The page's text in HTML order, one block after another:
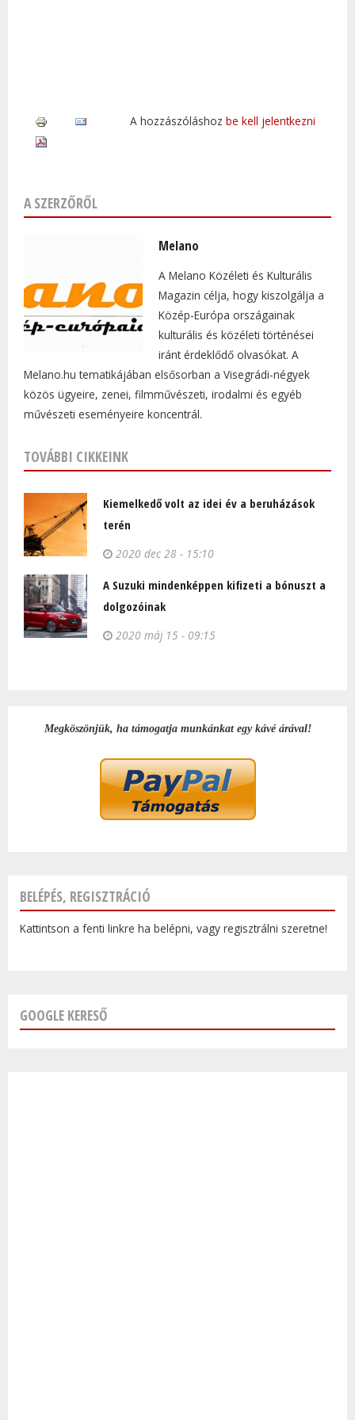
A hozzászóláshoz be kell jelentkezni
A SZERZŐRŐL
Melano
A Melano Közéleti és Kulturális
Magazin célja, hogy kiszolgálja a
Közép-Európa országainak
kulturális és közéleti történései
iránt érdeklődő olvasókat. A
Melano.hu tematikájában elsősorban a Visegrádi-négyek
közös ügyeire, zenei, filmművészeti, irodalmi és egyéb
művészeti eseményeire koncentrál.
TOVÁBBI CIKKEINK
Kiemelkedő volt az idei év a beruházások
terén
2020 dec 28 - 15:10
A Suzuki mindenképpen kifizeti a bónuszt a
dolgozóinak
2020 máj 15 - 09:15
Megköszönjük, ha támogatja munkánkat egy kávé árával!
BELÉPÉS, REGISZTRÁCIÓ
Kattintson a fenti linkre ha belépni, vagy regisztrálni szeretne!
GOOGLE KERESŐ